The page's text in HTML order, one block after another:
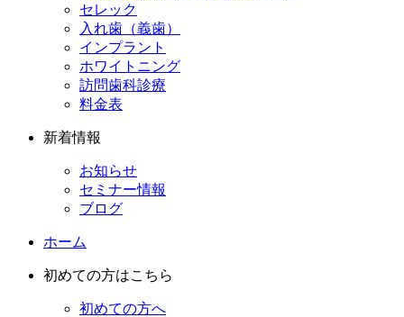
セレック
入れ歯（義歯）
インプラント
ホワイトニング
訪問歯科診療
料金表
新着情報
お知らせ
セミナー情報
ブログ
ホーム
初めての方はこちら
初めての方へ